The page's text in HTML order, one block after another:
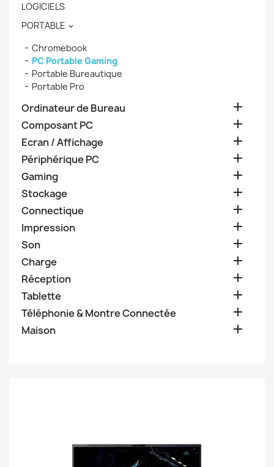
LOGICIELS
PORTABLE 
Chromebook
PC Portable Gaming
Portable Bureautique
Portable Pro
Ordinateur de Bureau 
Composant PC 
Ecran / Affichage 
Périphérique PC 
Gaming 
Stockage 
Connectique 
Impression 
Son 
Charge 
Réception 
Tablette 
Téléphonie & Montre Connectée 
Maison 